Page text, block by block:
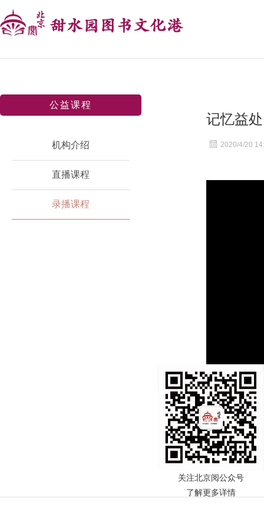
公益课程
机构介绍
直播课程
录播课程
记忆益处
2020/4/20
关注北京阅公众号
了解更多详情